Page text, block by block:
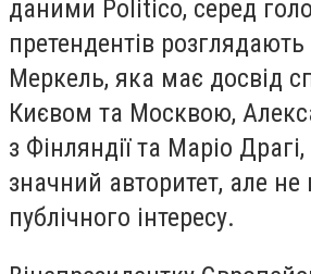
даними Politico, серед
претендентів
Меркель, яка має досвід
Києвом та Москвою,
з Фінляндії та Маріо
значний авторитет, але не
публічного інтересу.